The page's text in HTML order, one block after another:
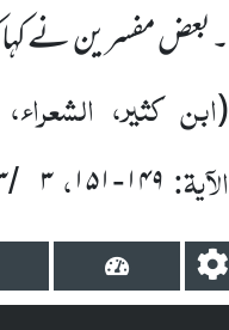
۔بعض مفسرین نے
(ابن کثیر،
الآیۃ: ۱۴۹-۱۵۱،۳ /